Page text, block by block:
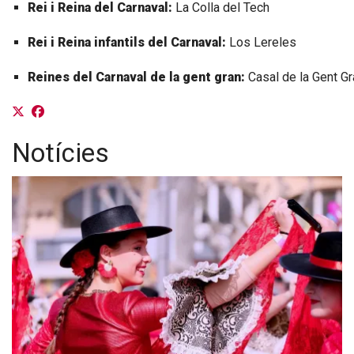
Rei i Reina del Carnaval: La Colla del Tech
Rei i Reina infantils del Carnaval: Los Lereles
Reines del Carnaval de la gent gran: Casal de la Gent
Notícies